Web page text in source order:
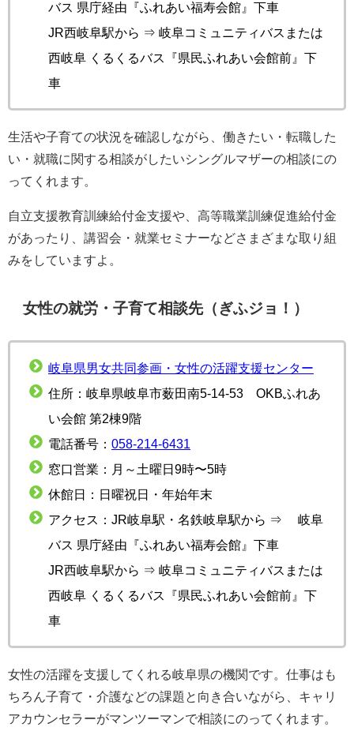
バス 県庁経由『ふれあい福寿会館』下車
JR西岐阜駅から ⇒ 岐阜コミュニティバスまたは
西岐阜 くるくるバス『県民ふれあい会館前』下
車
生活や子育ての状況を確認しながら、働きたい・転職した
い・就職に関する相談がしたいシングルマザーの相談にの
ってくれます。
自立支援教育訓練給付金支援や、高等職業訓練促進給付金
があったり、講習会・就業セミナーなどさまざまな取り組
みをしていますよ。
女性の就労・子育て相談先（ぎふジョ！）
岐阜県男女共同参画・女性の活躍支援センター
住所：岐阜県岐阜市薮田南5-14-53 OKBふれあ
い会館 第2棟9階
電話番号： 058-214-6431
窓口営業：月～土曜日9時〜5時
休館日：日曜祝日・年始年末
アクセス：JR岐阜駅・名鉄岐阜駅から ⇒ 岐阜
バス 県庁経由『ふれあい福寿会館』下車
JR西岐阜駅から ⇒ 岐阜コミュニティバスまたは
西岐阜 くるくるバス『県民ふれあい会館前』下
車
女性の活躍を支援してくれる岐阜県の機関です。仕事はも
ちろん子育て・介護などの課題と向き合いながら、キャリ
アカウンセラーがマンツーマンで相談にのってくれます。